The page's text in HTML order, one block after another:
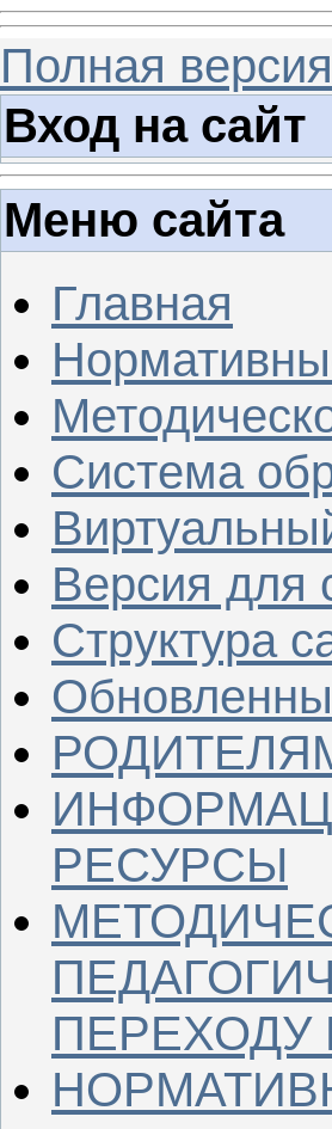
Полная
Вход на сайт
Меню сайта
Главная
Система
Версия для
Структура
РЕСУРСЫ